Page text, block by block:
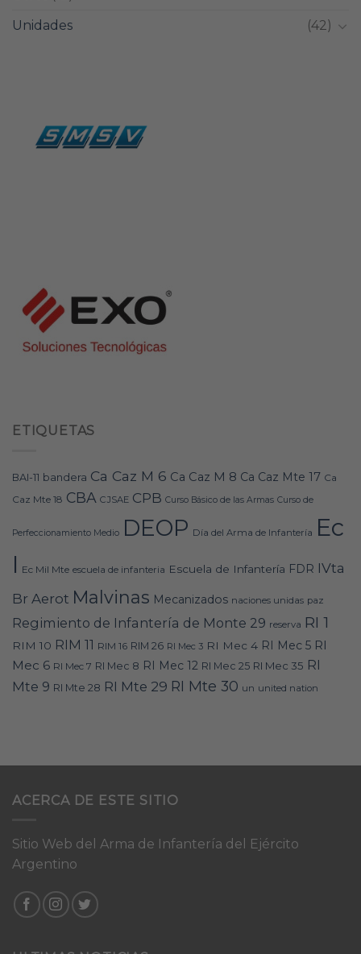
Unidades
(42)
ETIQUETAS
BAI-11 bandera Ca Caz M 6 Ca Caz M 8 Ca Caz Mte 17 Ca
Caz Mte 18 CBA CJSAE CPB Curso Básico de las Armas Curso de
Perfeccionamiento Medio DEOP Día del Arma de Infantería Ec
I Ec Mil Mte escuela de infanteria Escuela de Infantería FDR IVta
Br Aerot Malvinas Mecanizados naciones unidas paz
Regimiento de Infantería de Monte 29 reserva RI 1
RIM 10 RIM 11 RIM 16 RIM 26 RI Mec 3 RI Mec 4 RI Mec 5 RI
Mec 6 RI Mec 7 RI Mec 8 RI Mec 12 RI Mec 25 RI Mec 35 RI
Mte 9 RI Mte 28 RI Mte 29 RI Mte 30 un united nation
ACERCA DE ESTE SITIO
Sitio Web del Arma de Infantería del Ejército
Argentino